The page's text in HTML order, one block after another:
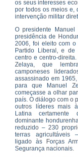
os seus interesses
por todos os meios e,
intervenção militar
O presidente
presidência de
2006, foi eleito com
Partido Liberal, e de
centro e centro-
Zelaya, que
camponeses
assassinado em
para que Manuel
começasse a olhar
país. O diálogo com o
outros líderes mais
Latina certamente
dominante
reduzido – 230
terras agricultáveis
ligado às Forças
Segurança nacionais.